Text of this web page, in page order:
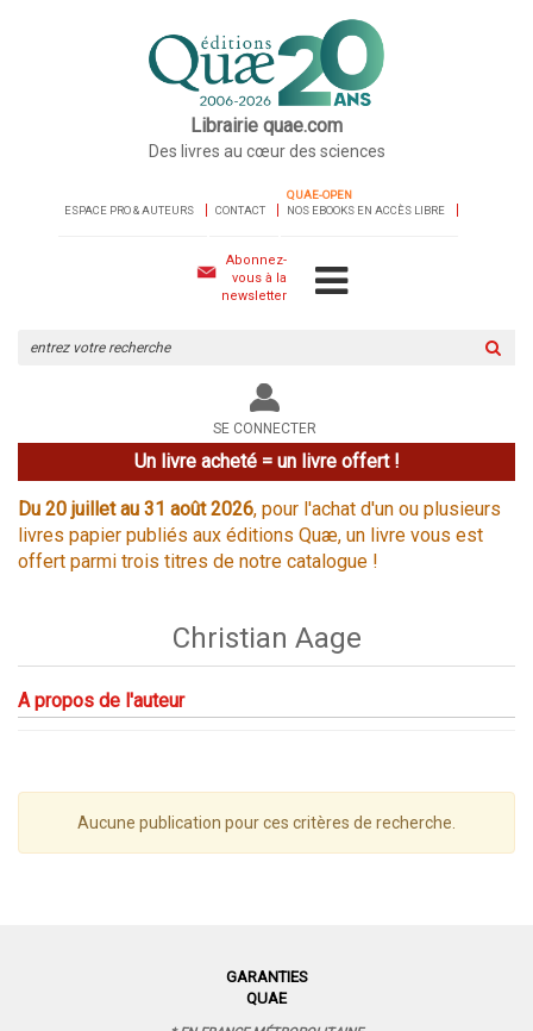
Librairie quae.com
Des livres au cœur des sciences
ESPACE PRO & AUTEURS CONTACT
QUAE-OPEN
NOS EBOOKS EN ACCÈS LIBRE
Abonnez-
vous à la
newsletter
le
site
SE CONNECTER
Un livre acheté = un livre offert !
Du 20 juillet au 31 août 2026, pour l'achat d'un ou plusieurs
livres papier publiés aux éditions Quæ, un livre vous est
offert parmi trois titres de notre catalogue !
Christian Aage
A propos de l'auteur
Aucune publication pour ces critères de recherche.
GARANTIES
QUAE